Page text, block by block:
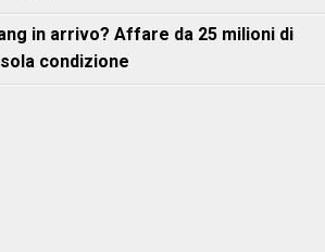
in arrivo? Affare da 25 milioni di
condizione